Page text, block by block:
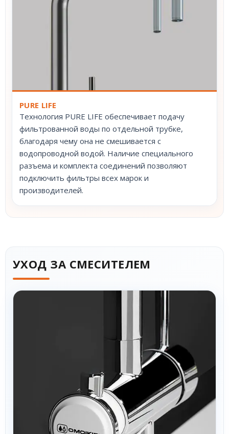
PURE LIFE
Технология PURE LIFE обеспечивает подачу
фильтрованной воды по отдельной трубке,
благодаря чему она не смешивается с
водопроводной водой. Наличие специального
разъема и комплекта соединений позволяют
подключить фильтры всех марок и
производителей.
УХОД ЗА СМЕСИТЕЛЕМ